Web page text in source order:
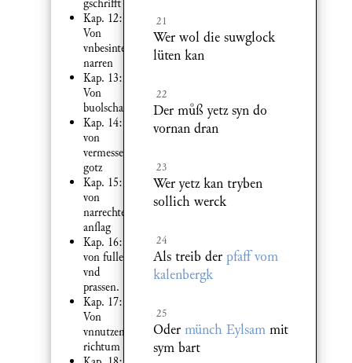
gschrifft
Kap. 12:
Von
vnbesinten
narren
Kap. 13:
Von
buolschafft.
Kap. 14:
von
vermessenheyt
gotz
Kap. 15:
von
narrechtem
anag
Kap. 16:
von fullen
vnd
prassen.
Kap. 17:
Von
vnnutzem
richtum
21
Wer wol die suwglock
lüten kan
22
Der mß yetz syn do
vornan dran
23
Wer yetz kan tryben
sollich werck
24
Als treib der pfaff vom
kalenbergk
25
Oder münch Eylsammit
sym bart